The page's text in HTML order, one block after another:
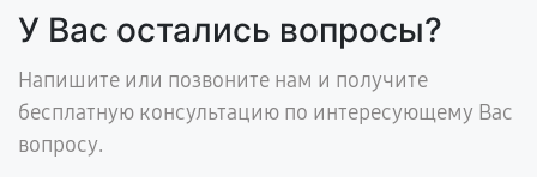
У Вас остались вопросы?
Напишите или позвоните нам и получите
бесплатную консультацию по интересующему Вас
вопросу.